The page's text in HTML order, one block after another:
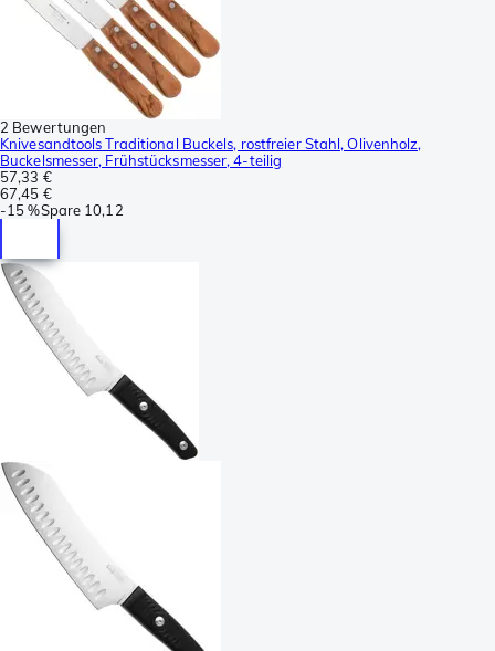
2 Bewertungen
Knivesandtools Traditional Buckels, rostfreier Stahl, Olivenholz,
Buckelsmesser, Frühstücksmesser, 4-teilig
57,33 €
67,45 €
-15 %Spare 10,12